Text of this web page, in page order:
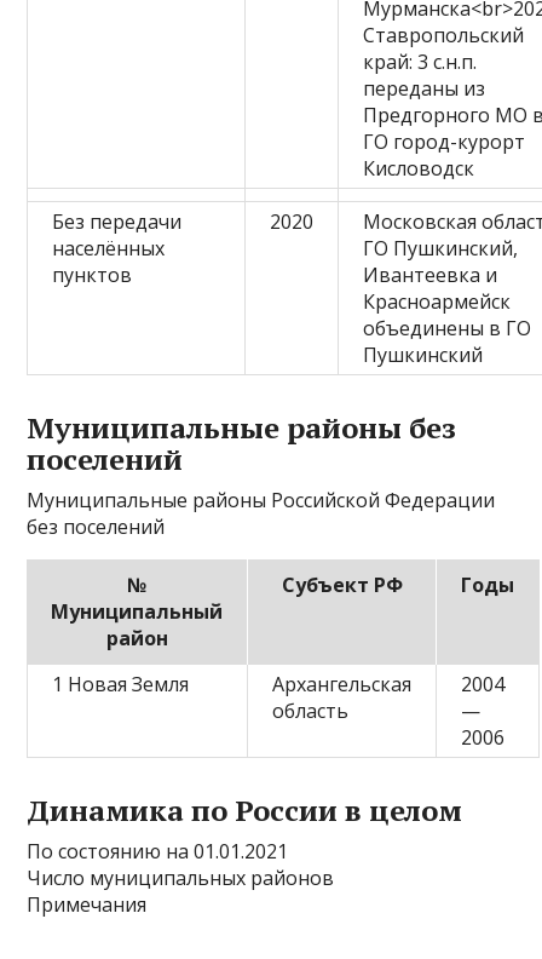
Ставропольский
край: 3 с.н.п.
переданы из
Предгорного МО
ГО город-курорт
Кисловодск
Без передачи
населённых
пунктов
2020
Московская
ГО Пушкинский,
Ивантеевка и
Красноармейск
объединены в ГО
Пушкинский
Муниципальные районы без
поселений
Муниципальные районы Российской Федерации
без поселений
№
Муниципальный
район
Субъект РФ Годы
1 Новая Земля
Архангельская
область
2004
—
2006
Динамика по России в целом
По состоянию на 01.01.2021
Число муниципальных районов
Примечания